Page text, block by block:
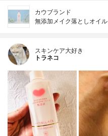
カウブランド
無添加メイク落としオイル
スキンケア大好き
トラネコ